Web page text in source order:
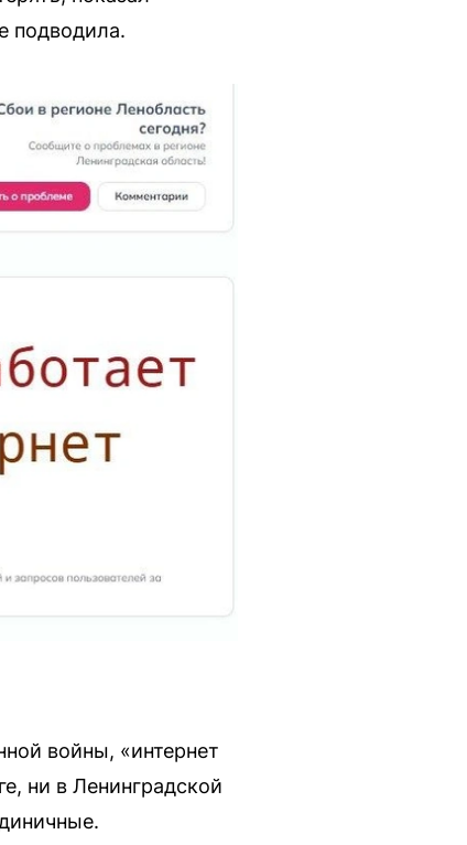
подводила.
войны, «интернет
ни в Ленинградской